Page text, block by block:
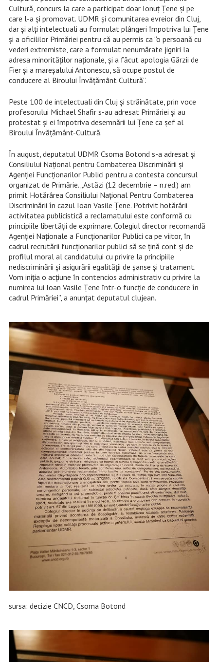
Cultură, concurs la care a participat doar Ionuț Țene și pe
care l-a și promovat. UDMR și comunitarea evreior din Cluj,
dar și alți intelectuali au formulat plângeri împotriva lui Țene
și a oficililor Primăriei pentru că au permis ca “o persoană cu
vederi extremiste, care a formulat nenumărate jigniri la
adresa minorităților naționale, și a făcut apologia Gărzii de
Fier și a mareșalului Antonescu, să ocupe postul de
conducere al Biroului Învățământ Cultură”.
Peste 100 de intelectuali din Cluj și străinătate, prin voce
profesorului Michael Shafir s-au adresat Primăriei și au
protestat și ei împotriva desemnării lui Țene ca șef al
Biroului Învățământ-Cultură.
În august, deputatul UDMR Csoma Botond s-a adresat și
Consiliului Național pentru Combaterea Discriminării și
Agenției Funcționarilor Publici pentru a contesta concursul
organizat de Primărie. „Astăzi (12 decembrie – n.red.) am
primit Hotărârea Consiliului Național Pentru Combaterea
Discriminării în cazul Ioan Vasile Țene. Potrivit hotărârii
activitatea publicistică a reclamatului este conformă cu
principiile libertății de exprimare. Colegiul director recomandă
Agenției Naționale a Funcționarilor Publici ca pe viitor, în
cadrul recrutării funcționarilor publici să se țină cont și de
profilul moral al candidatului cu privire la principiile
nediscriminării și asigurării egalității de șanse și tratament.
Vom iniția o acțiune în contencios administrativ cu privire la
numirea lui Ioan Vasile Țene într-o funcție de conducere în
cadrul Primăriei”, a anunțat deputatul clujean.
sursa: decizie CNCD, Csoma Botond